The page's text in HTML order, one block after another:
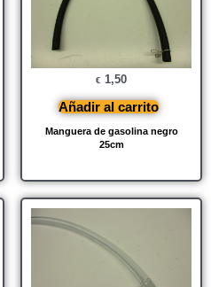
Manguera de gasolina negro
25cm
€ 1,50
Añadir al carrito